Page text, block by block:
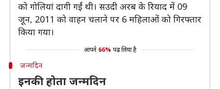
को गोलियां दागी गईं थी। सउदी अरब के रियाद में 09
जून, 2011 को वाहन चलाने पर 6 महिलाओं को गिरफ्तार
किया गया।
आपने 66% पढ़ लिया है
जन्मदिन
इनकी होता जन्मदिन